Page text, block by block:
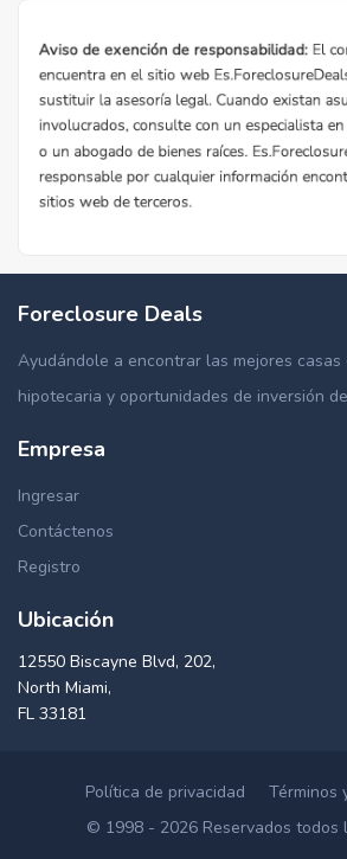
Foreclosure Deals
Ayudándole a encontrar las mejores casas
hipotecaria y oportunidades de inversión
Empresa
Ingresar
Contáctenos
Registro
Ubicación
12550 Biscayne Blvd, 202,
North Miami,
FL 33181
Política de privacidad
Términos
© 1998 - 2026 Reservados todos